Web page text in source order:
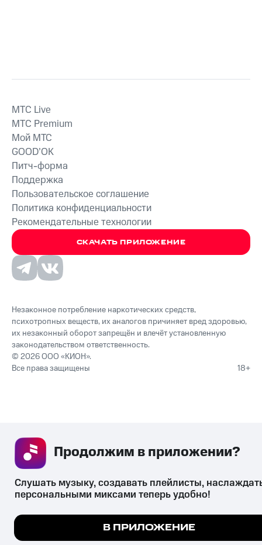
СКАЧАТЬ ПРИЛОЖЕНИЕ
MTС Live
MTС Premium
Мой МТС
GOOD’OK
Питч-форма
Поддержка
Пользовательское соглашение
Политика конфиденциальности
Рекомендательные технологии
Незаконное потребление наркотических средств,
психотропных веществ, их аналогов причиняет вред здоровью,
их незаконный оборот запрещён и влечёт установленную
законодательством ответственность.
© 2026 ООО «КИОН».
Все права защищены
18+
Мы используем куки, чтобы на сайте все работало.
Продолжим в приложении?
Слушать музыку, создавать плейлисты,
персональными миксами теперь удобно!
В ПРИЛОЖЕНИЕ